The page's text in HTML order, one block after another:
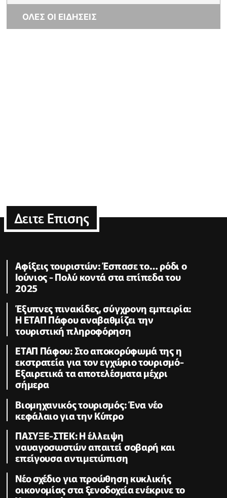
ΟΛΕΣ ΟΙ ΕΙΔΗΣΕΙΣ
Δειτε Επισης
Αφίξεις τουριστών: Έσπασε το… ρόδι ο
Ιούνιος - Πολύ κοντά στα επίπεδα του
2025
Έξυπνες πινακίδες, σύγχρονη εμπειρία:
Η ΕΤΑΠ Πάφου αναβαθμίζει την
τουριστική πληροφόρηση
ΕΤΑΠ Πάφου: Στο αποκορύφωμά της η
εκστρατεία για τον εγχώριο τουρισμό-
Εξαιρετικά τα αποτελέσματα μέχρι
σήμερα
Βιομηχανικός τουρισμός: Ένα νέο
κεφάλαιο για την Κύπρο
ΠΑΣΥΞΕ-ΣΤΕΚ: Η έλλειψη
ναυαγοσωστών απαιτεί σοβαρή και
επείγουσα αντιμετώπιση
Νέο σχέδιο για προώθηση κυκλικής
οικονομίας στα ξενοδοχεία ενέκρινε το